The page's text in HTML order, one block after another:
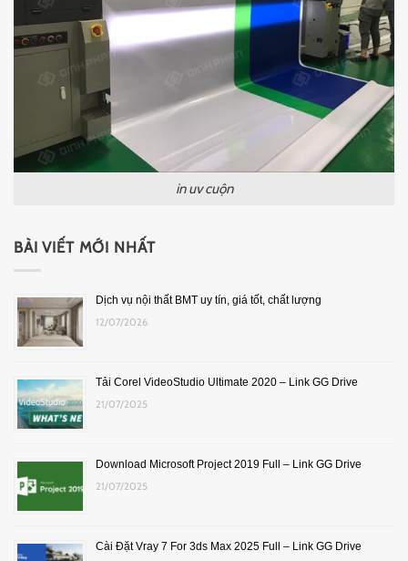
in uv cuộn
BÀI VIẾT MỚI NHẤT
Dịch vụ nội thất BMT uy tín, giá tốt, chất lượng
12/07/2026
Tải Corel VideoStudio Ultimate 2020 – Link GG Drive
21/07/2025
Download Microsoft Project 2019 Full – Link GG Drive
21/07/2025
Cài Đặt Vray 7 For 3ds Max 2025 Full – Link GG Drive